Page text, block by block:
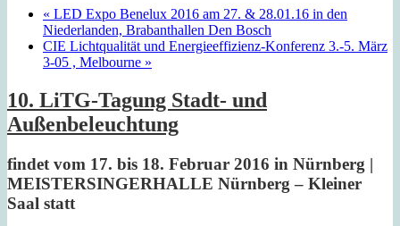
« LED Expo Benelux 2016 am 27. & 28.01.16 in den
Niederlanden, Brabanthallen Den Bosch
CIE Lichtqualität und Energieeffizienz-Konferenz 3.-5. März
3-05 , Melbourne »
10. LiTG-Tagung Stadt- und
Außenbeleuchtung
findet vom 17. bis 18. Februar 2016 in Nürnberg |
MEISTERSINGERHALLE Nürnberg – Kleiner
Saal statt